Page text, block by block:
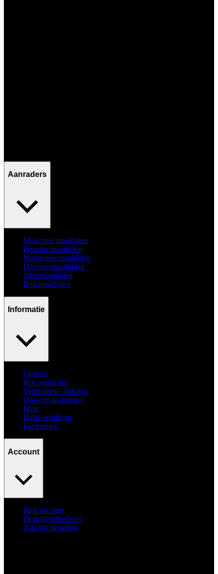
Aanraders
Meal prep maaltijden
Proteïne maaltijden
Magnetron maaltijden
Diepvriesmaaltijden
Afvalmaaltijden
Bulkmaaltijden
Informatie
Contact
Hoe werkt het
Verzending / Betalen
Opwarm instructies
Blog
Halal certificaat
Fuelpunten
Account
Mijn account
Bestelgeschiedenis
Zakelijk bestellen